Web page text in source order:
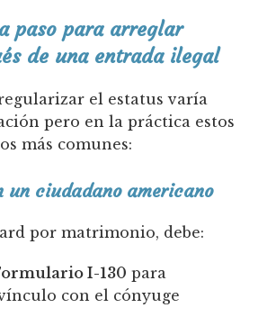
paso para arreglar
de una entrada ilegal
el estatus varía
pero en la práctica estos
más comunes:
un ciudadano americano
por matrimonio, debe:
I-130 para
con el cónyuge